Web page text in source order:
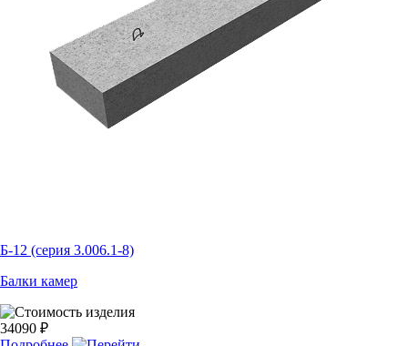
Б-12 (серия 3.006.1-8)
Балки камер
34090 ₽